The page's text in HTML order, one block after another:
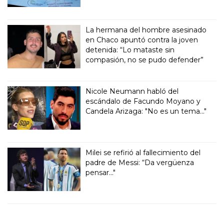
La hermana del hombre asesinado
en Chaco apuntó contra la joven
detenida: “Lo mataste sin
compasión, no se pudo defender”
Nicole Neumann habló del
escándalo de Facundo Moyano y
Candela Arizaga: "No es un tema..."
Milei se refirió al fallecimiento del
padre de Messi: “Da vergüenza
pensar..."